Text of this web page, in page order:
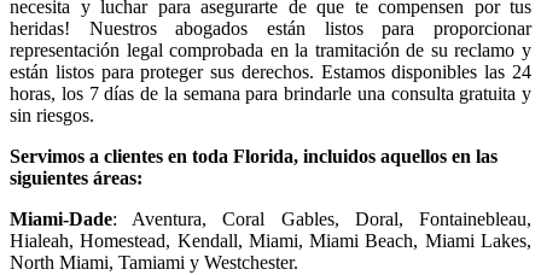
necesita y luchar para asegurarte de que te compensen por tus
heridas! Nuestros abogados están listos para proporcionar
representación legal comprobada en la tramitación de su reclamo y
están listos para proteger sus derechos. Estamos disponibles las 24
horas, los 7 días de la semana para brindarle una consulta gratuita y
sin riesgos.
Servimos a clientes en toda Florida, incluidos aquellos en las
siguientes áreas:
Miami-Dade: Aventura, Coral Gables, Doral, Fontainebleau,
Hialeah, Homestead, Kendall, Miami, Miami Beach, Miami Lakes,
North Miami, Tamiami y Westchester.